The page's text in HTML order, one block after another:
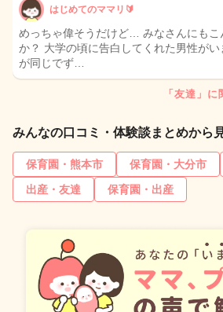
はじめてのママリ🔰
めっちゃ偉そうだけど… みなさんにもこ
か？ 大学の頃に告白してくれた男性が
が同じでず…
「友達」
みんなの口コミ・体験談まとめから
保育園・熊本市 保育園・大分市
出産・友達
保育園・出産